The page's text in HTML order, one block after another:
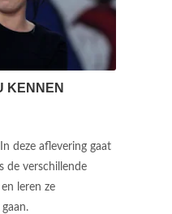
KENNEN
In deze aflevering gaat
de verschillende
leren ze